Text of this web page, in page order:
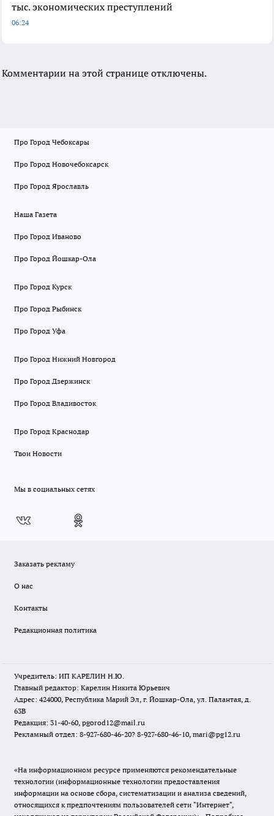
тыс. экономических преступлений
06:24
Комментарии на этой странице отключены.
Про Город Чебоксары
Про Город Новочебоксарск
Про Город Ярославль
Наша Газета
Про Город Иваново
Про Город Йошкар-Ола
Про Город Курск
Про Город Рыбинск
Про Город Уфа
Про Город Нижний Новгород
Про Город Дзержинск
Про Город Владивосток
Про Город Краснодар
Твои Новости
Мы в социальных сетях
Заказать рекламу
О нас
Контакты
Редакционная политика
Учредитель: ИП КАРЕЛИН Н.Ю.
Главный редактор: Карелин Никита Юрьевич
Адрес: 424000, Республика Марий Эл, г. Йошкар-Ола, ул. Палантая, д.
63В
Редакция: 31-40-60, pgorod12@mail.ru
Рекламный отдел: 8-927-680-46-20? 8-927-680-46-10, mari@pg12.ru
«На информационном ресурсе применяются рекомендательные
технологии (информационные технологии предоставления
информации на основе сбора, систематизации и анализа сведений,
относящихся к предпочтениям пользователей сети "Интернет",